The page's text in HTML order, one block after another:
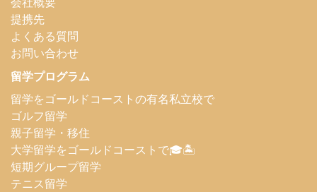
提携先
よくある質問
お問い合わせ
留学プログラム
留学をゴールドコーストの有名私立校で
ゴルフ留学
親子留学・移住
大学留学をゴールドコーストで🎓🏝️
短期グループ留学
テニス留学